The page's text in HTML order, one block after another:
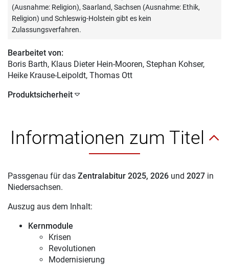
(Ausnahme: Religion), Saarland, Sachsen (Ausnahme: Ethik,
Religion) und Schleswig-Holstein gibt es kein
Zulassungsverfahren.
Bearbeitet von:
Boris Barth, Klaus Dieter Hein-Mooren, Stephan Kohser,
Heike Krause-Leipoldt, Thomas Ott
Produktsicherheit
Informationen zum Titel
Passgenau für das Zentralabitur 2025, 2026 und 2027 in
Niedersachsen.
Auszug aus dem Inhalt:
Kernmodule
Krisen
Revolutionen
Modernisierung